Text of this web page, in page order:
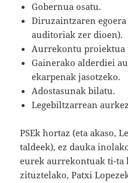
Gobernua osatu.
Diruzaintzaren
auditoriak zer dioen).
Aurrekontu proiektua
Gainerako alderdiei
ekarpenak jasotzeko.
Adostasunak bilatu.
Legebiltzarrean
PSEk hortaz (eta akaso,
taldeek), ez dauka
eurek aurrekontuak ti-ta
zituztelako, Patxi